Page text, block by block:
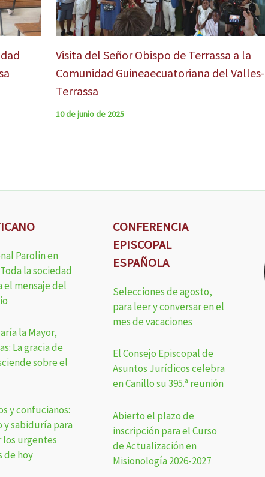
Visita del Señor Obispo de Terrassa a la
Comunidad Guineaecuatoriana del Valles-
Terrassa
10 de junio de 2025
Parolin en
la sociedad
el mensaje del
la Mayor,
La gracia de
sobre el
y confucianos:
y sabiduría para
urgentes
de hoy
CONFERENCIA
EPISCOPAL
ESPAÑOLA
Selecciones de agosto,
para leer y conversar en el
mes de vacaciones
El Consejo Episcopal de
Asuntos Jurídicos celebra
en Canillo su 395.ª reunión
Abierto el plazo de
inscripción para el Curso
de Actualización en
Misionología 2026-2027